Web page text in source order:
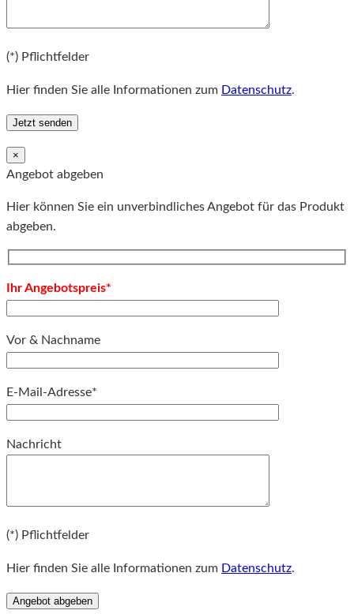
(*) Pflichtfelder
Hier finden Sie alle Informationen zum Datenschutz.
×
Angebot abgeben
Hier können Sie ein unverbindliches Angebot für das Produkt
abgeben.
Ihr Angebotspreis*
Vor & Nachname
E-Mail-Adresse*
Nachricht
(*) Pflichtfelder
Hier finden Sie alle Informationen zum Datenschutz.